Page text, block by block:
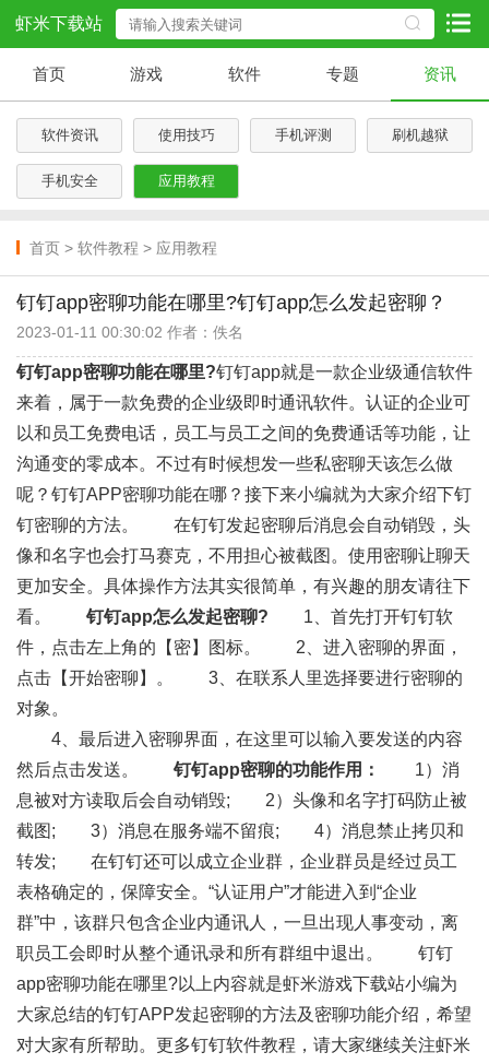
虾米下载站
首页 游戏 软件 专题 资讯
软件资讯 使用技巧 手机评测 刷机越狱
手机安全 应用教程
首页 > 软件教程 > 应用教程
钉钉app密聊功能在哪里?钉钉app怎么发起密聊？
2023-01-11 00:30:02 作者：佚名
钉钉app密聊功能在哪里?钉钉app就是一款企业级通信软件
来着，属于一款免费的企业级即时通讯软件。认证的企业可
以和员工免费电话，员工与员工之间的免费通话等功能，让
沟通变的零成本。不过有时候想发一些私密聊天该怎么做
呢？钉钉APP密聊功能在哪？接下来小编就为大家介绍下钉
钉密聊的方法。 在钉钉发起密聊后消息会自动销毁，头
像和名字也会打马赛克，不用担心被截图。使用密聊让聊天
更加安全。具体操作方法其实很简单，有兴趣的朋友请往下
看。
钉钉app怎么发起密聊? 1、首先打开钉钉软
件，点击左上角的【密】图标。 2、进入密聊的界面，
点击【开始密聊】。 3、在联系人里选择要进行密聊的
对象。
4、最后进入密聊界面，在这里可以输入要发送的内容
然后点击发送。
钉钉app密聊的功能作用：
1）消
息被对方读取后会自动销毁; 2）头像和名字打码防止被
截图; 3）消息在服务端不留痕; 4）消息禁止拷贝和
转发; 在钉钉还可以成立企业群，企业群员是经过员工
表格确定的，保障安全。“认证用户”才能进入到“企业
群”中，该群只包含企业内通讯人，一旦出现人事变动，离
职员工会即时从整个通讯录和所有群组中退出。 钉钉
app密聊功能在哪里?以上内容就是虾米游戏下载站小编为
大家总结的钉钉APP发起密聊的方法及密聊功能介绍，希望
对大家有所帮助。更多钉钉软件教程，请大家继续关注虾米